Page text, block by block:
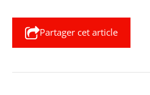
Partager cet article